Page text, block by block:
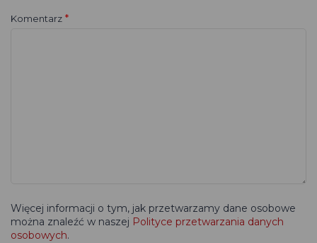
Komentarz *
Więcej informacji o tym, jak przetwarzamy dane osobowe
można znaleźć w naszej Polityce przetwarzania danych
osobowych.